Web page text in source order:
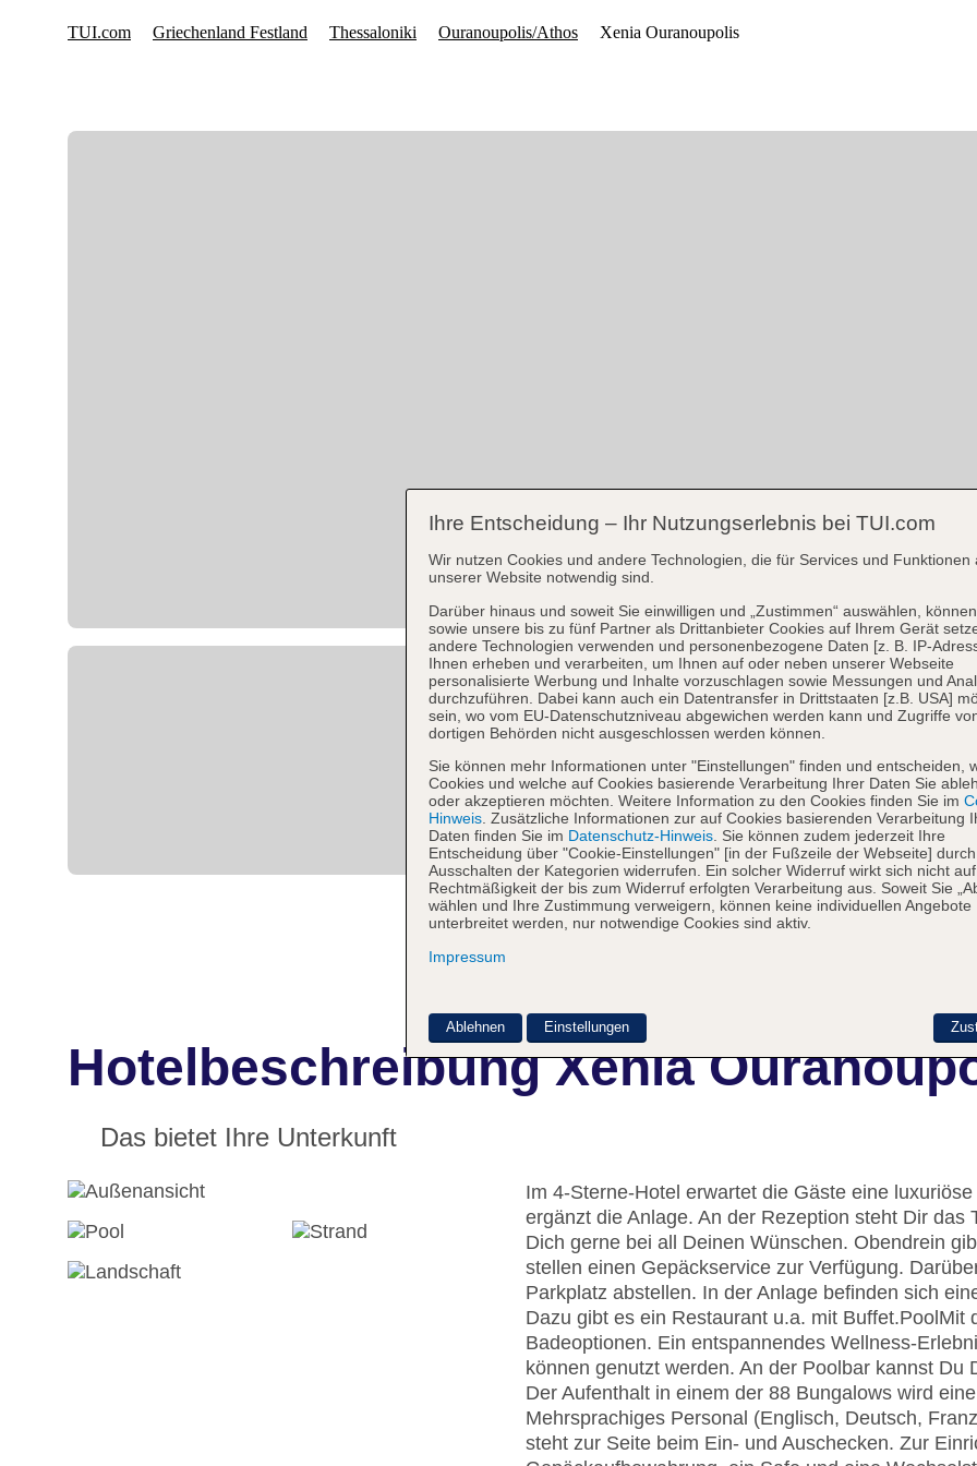
Hotelbeschreibung Xenia
Das bietet Ihre Unterkunft
Im 4-Sterne-Hotel erwartet die Gäste eine
ergänzt die Anlage. An der Rezeption steht Dir
Dich gerne bei all Deinen Wünschen. Obendrein
stellen einen Gepäckservice zur Verfügung.
Parkplatz abstellen. In der Anlage befinden sich
Dazu gibt es ein Restaurant u.a. mit Buffet.Pool Mit
Badeoptionen. Ein entspannendes Wellness-
können genutzt werden. An der Poolbar kannst Du
Der Aufenthalt in einem der 88 Bungalows wird
Mehrsprachiges Personal (Englisch, Deutsch,
steht zur Seite beim Ein- und Auschecken. Zur
Ihre Entscheidung – Ihr Nutzungserlebnis bei TUI.com
Wir nutzen Cookies und andere Technologien, die für Services und Funktionen
unserer Website notwendig sind.
Darüber hinaus und soweit Sie einwilligen und „Zustimmen“ auswählen,
sowie unsere bis zu fünf Partner als Drittanbieter Cookies auf Ihrem Gerät
andere Technologien verwenden und personenbezogene Daten [z. B. IP-
Ihnen erheben und verarbeiten, um Ihnen auf oder neben unserer Webseite
personalisierte Werbung und Inhalte vorzuschlagen sowie Messungen und
durchzuführen. Dabei kann auch ein Datentransfer in Drittstaaten [z.B. USA]
sein, wo vom EU-Datenschutzniveau abgewichen werden kann und Zugriffe
dortigen Behörden nicht ausgeschlossen werden können.
Sie können mehr Informationen unter "Einstellungen" finden und entscheiden,
Cookies und welche auf Cookies basierende Verarbeitung Ihrer Daten Sie
oder akzeptieren möchten. Weitere Information zu den Cookies finden Sie im
Hinweis . Zusätzliche Informationen zur auf Cookies basierenden Verarbeitung
Daten finden Sie im Datenschutz-Hinweis . Sie können zudem jederzeit Ihre
Entscheidung über "Cookie-Einstellungen" [in der Fußzeile der Webseite] durch
Ausschalten der Kategorien widerrufen. Ein solcher Widerruf wirkt sich nicht
Rechtmäßigkeit der bis zum Widerruf erfolgten Verarbeitung aus. Soweit Sie
wählen und Ihre Zustimmung verweigern, können keine individuellen Angebote
unterbreitet werden, nur notwendige Cookies sind aktiv.
Impressum
Ablehnen Einstellungen